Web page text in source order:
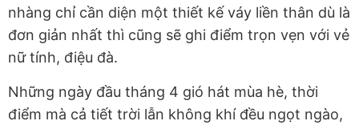
nhàng chỉ cần diện một thiết kế váy liền thân dù là
đơn giản nhất thì cũng sẽ ghi điểm trọn vẹn với vẻ
nữ tính, điệu đà.
Những ngày đầu tháng 4 gió hát mùa hè, thời
điểm mà cả tiết trời lẫn không khí đều ngọt ngào,